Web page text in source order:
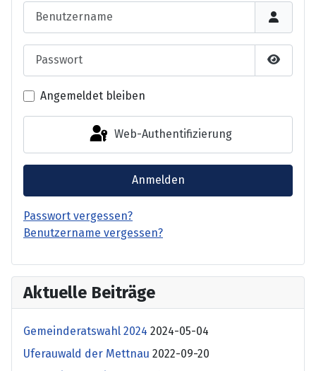
Angemeldet bleiben
Web-Authentifizierung
Anmelden
Passwort vergessen?
Benutzername vergessen?
Aktuelle Beiträge
Gemeinderatswahl 2024 2024-05-04
Uferauwald der Mettnau 2022-09-20